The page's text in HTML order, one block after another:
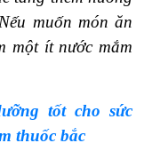
muốn món ăn
một ít nước mắm
tốt cho sức
thuốc bắc